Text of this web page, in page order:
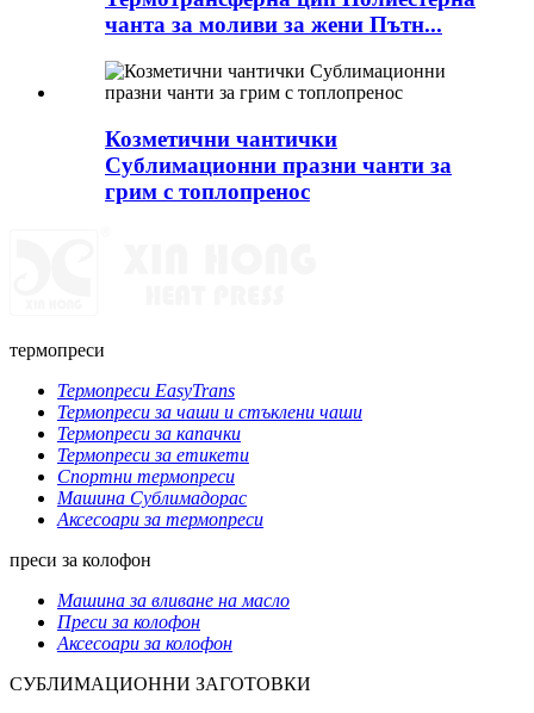
чанта за моливи за жени Пътн...
Козметични чантички
Сублимационни празни чанти за
грим с топлопренос
термопреси
Термопреси EasyTrans
Термопреси за чаши и стъклени чаши
Термопреси за капачки
Термопреси за етикети
Спортни термопреси
Машина Сублимадорас
Аксесоари за термопреси
преси за колофон
Машина за вливане на масло
Преси за колофон
Аксесоари за колофон
СУБЛИМАЦИОННИ ЗАГОТОВКИ